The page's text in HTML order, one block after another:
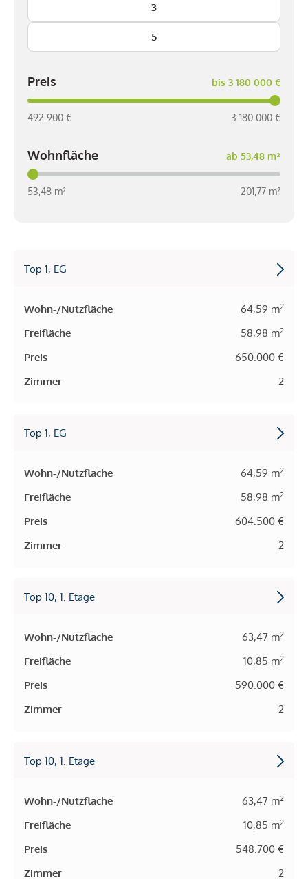
3
5
Preis bis 3 180 000 €
492 900 € 3 180 000 €
Wohnfläche ab 53,48 m²
53,48 m² 201,77 m²
Top 1, EG
Wohn-/Nutzfläche 64,59 m2
Freifläche 58,98 m2
Preis
650.000 €
Zimmer
2
Top 1, EG
Wohn-/Nutzfläche 64,59 m2
Freifläche 58,98 m2
Preis
604.500 €
Zimmer
2
Top 10, 1. Etage
Wohn-/Nutzfläche 63,47 m2
Freifläche 10,85 m2
Preis
590.000 €
Zimmer
2
Top 10, 1. Etage
Wohn-/Nutzfläche 63,47 m2
Freifläche 10,85 m2
Preis
548.700 €
Zimmer
2